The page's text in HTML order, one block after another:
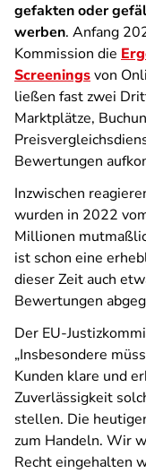
gefakten oder
werben. Anfang
Kommission die
Screeningsvon
ließen fast zwei
Marktplätze,
Bewertungen
Inzwischen
wurden in 2022
Millionen
ist schon eine
dieser Zeit auch
Bewertungen
Der EU-
„Insbesondere
Kunden klare und
Zuverlässigkeit
stellen. Die
zum Handeln. Wir
Recht eingehalten